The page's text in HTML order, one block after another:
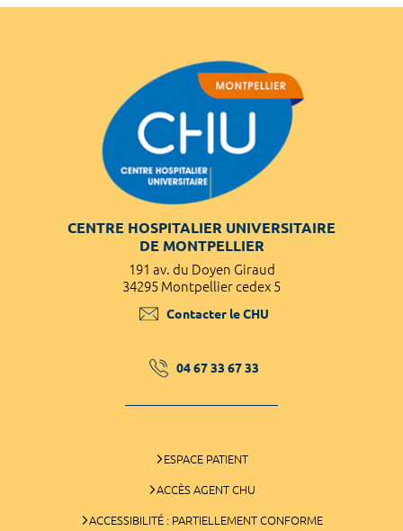
CENTRE HOSPITALIER UNIVERSITAIRE
DE MONTPELLIER
191 av. du Doyen Giraud
34295 Montpellier cedex 5
Contacter le CHU
04 67 33 67 33
ESPACE PATIENT
ACCÈS AGENT CHU
ACCESSIBILITÉ : PARTIELLEMENT CONFORME